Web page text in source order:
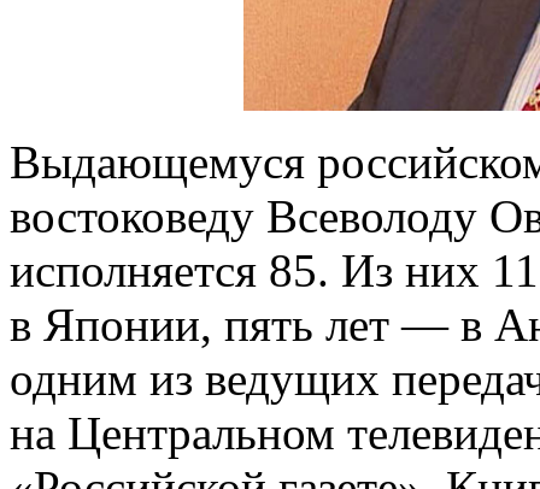
Выдающемуся
востоковеду Всеволоду
исполняется 85. Из них
в Японии, пять лет — в
одним из ведущих
на Центральном